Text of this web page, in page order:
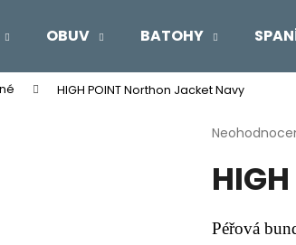
OBUV BATOHY
HIGH POINT Northon Jacket Navy
Průměrné
produktu
je
z
5
Péřová
Co potřebujete najít?